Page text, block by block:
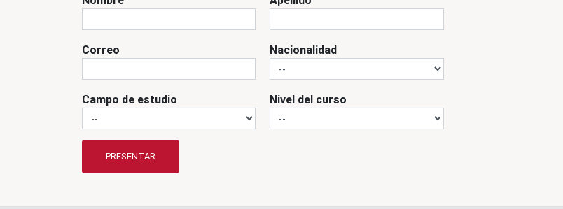
Correo Nacionalidad
Campo de estudio Nivel del curso
PRESENTAR